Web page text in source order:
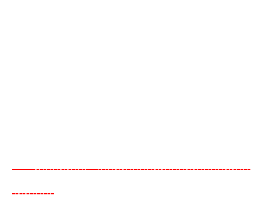
---------------------------------------------------------------------
------------